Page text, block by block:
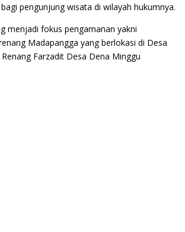
pengunjung wisata di wilayah hukumnya.
menjadi fokus pengamanan yakni
Madapangga yang berlokasi di Desa
Farzadit Desa Dena Minggu